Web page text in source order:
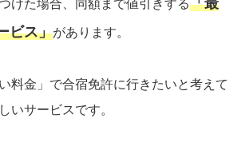
けた場合、同額まで値引きする
ビス」があります。
料金」で合宿免許に行きたいと考えて
いサービスです。